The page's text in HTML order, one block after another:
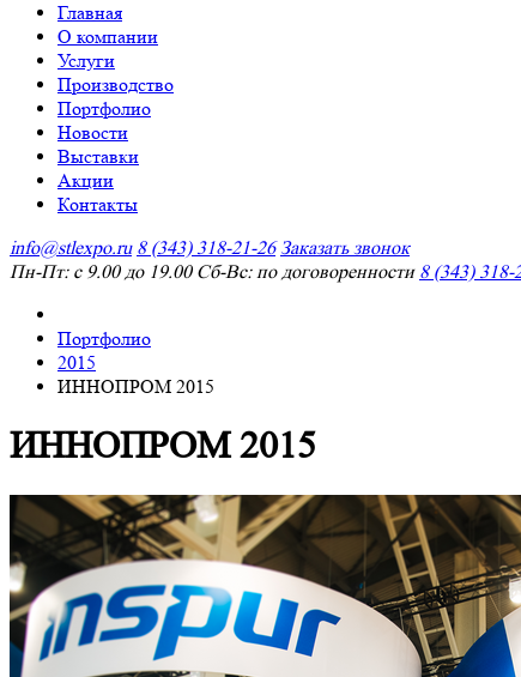
Главная
О компании
Услуги
Производство
Портфолио
Новости
Выставки
Акции
Контакты
info@stlexpo.ru 8 (343) 318-21-26 Заказать звонок
Пн-Пт: с 9.00 до 19.00 Сб-Вс: по договоренности 8 (343) 318-
Портфолио
2015
ИННОПРОМ 2015
ИННОПРОМ 2015